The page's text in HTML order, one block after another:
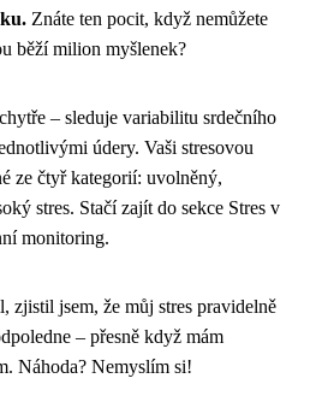
Znáte ten pocit, když nemůžete
běží milion myšlenek?
– sleduje variabilitu srdečního
údery. Vaši stresovou
ze čtyř kategorií: uvolněný,
stres. Stačí zajít do sekce Stres v
monitoring.
zjistil jsem, že můj stres pravidelně
– přesně když mám
Náhoda? Nemyslím si!